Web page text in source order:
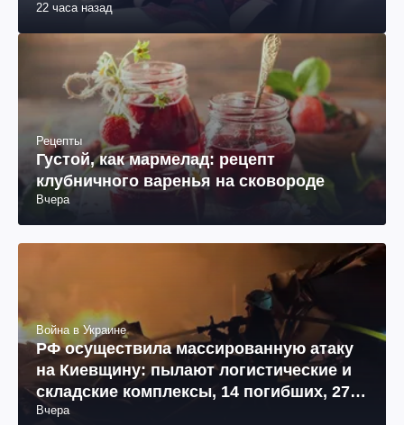
22 часа назад
Рецепты
Густой, как мармелад: рецепт
клубничного варенья на сковороде
Вчера
Война в Украине
РФ осуществила массированную атаку
на Киевщину: пылают логистические и
складские комплексы, 14 погибших, 27
раненых (фото, видео)
Вчера